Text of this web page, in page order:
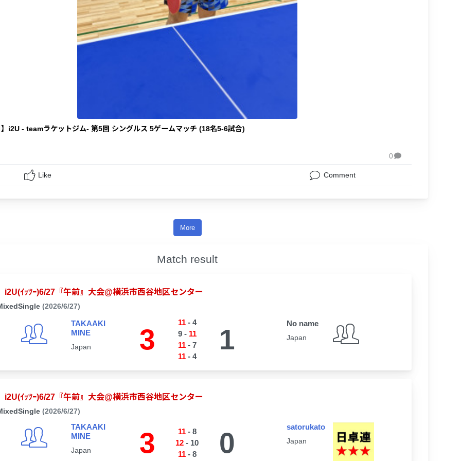
】i2U - teamラケットジム- 第5回 シングルス 5ゲームマッチ (18名5-6試合)
0
Like Comment
More
Match result
i2U(ｲｯﾂｰ)6/27『午前』大会@横浜市西谷地区センター
(2026/6/27)
TAKAAKI
MINE
Japan 3
11- 4
9- 11
11- 7
11- 4
1
No name
Japan
i2U(ｲｯﾂｰ)6/27『午前』大会@横浜市西谷地区センター
(2026/6/27)
TAKAAKI
MINE
Japan 3 11- 8
12 - 10
11- 8 0
satorukato
Japan